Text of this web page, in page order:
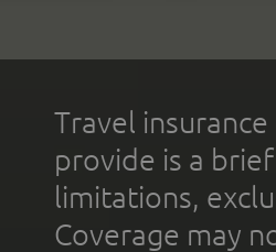
Travel
provide is a
limitations,
Coverage may